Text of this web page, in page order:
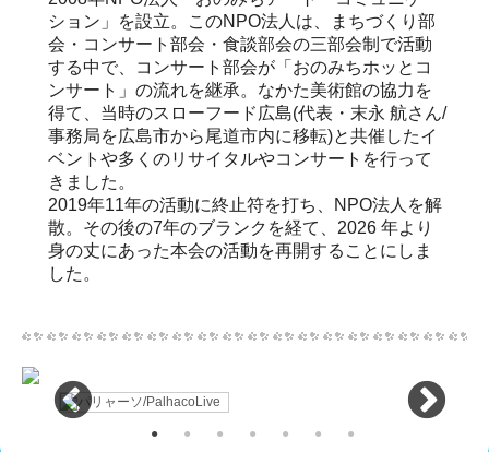
ション」を設立。このNPO法人は、まちづくり部
会・コンサート部会・食談部会の三部会制で活動
する中で、コンサート部会が「おのみちホッとコ
ンサート」の流れを継承。なかた美術館の協力を
得て、当時のスローフード広島(代表・末永 航さん/
事務局を広島市から尾道市内に移転)と共催したイ
ベントや多くのリサイタルやコンサートを行って
きました。
2019年11年の活動に終止符を打ち、NPO法人を解
散。その後の7年のブランクを経て、2026 年より
身の丈にあった本会の活動を再開することにしま
した。